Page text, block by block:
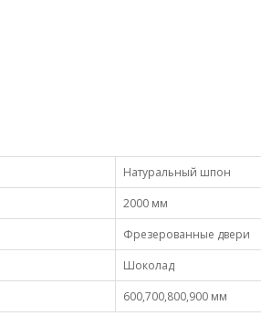
Натуральный шпон
2000 мм
Фрезерованные двери
Шоколад
600,700,800,900 мм